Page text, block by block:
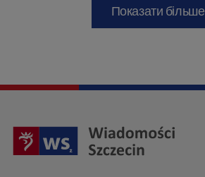
Показати більше